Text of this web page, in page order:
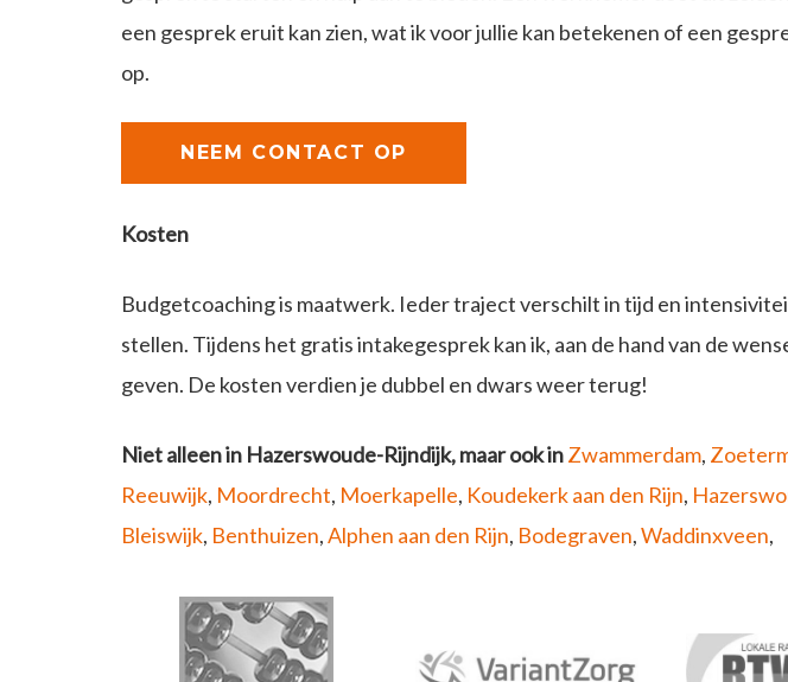
een gesprek eruit kan zien, wat ik voor jullie kan betekenen of een
op.
NEEM CONTACT OP
Kosten
Budgetcoaching is maatwerk. Ieder traject verschilt in tijd en
stellen. Tijdens het gratis intakegesprek kan ik, aan de hand van de
geven. De kosten verdien je dubbel en dwars weer terug!
Niet alleen in Hazerswoude-Rijndijk, maar ook inZwammerdam,
Reeuwijk, Moordrecht, Moerkapelle, Koudekerk aan den Rijn,
Bleiswijk, Benthuizen,Alphen aan den Rijn, Bodegraven,Waddinxveen,